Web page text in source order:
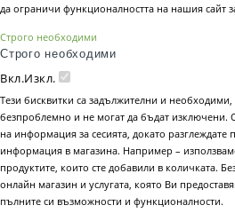
да ограничи функционалността на нашия сайт
Строго необходими
Строго необходими
Вкл.Изкл.
Тези бисквитки са задължителни и необходими,
безпроблемно и не могат да бъдат изключени.
на информация за сесията, докато разглеждате
информация в магазина. Например –
продуктите, които сте добавили в количката.
онлайн магазин и услугата, която Ви
пълните си възможности и функционалности.